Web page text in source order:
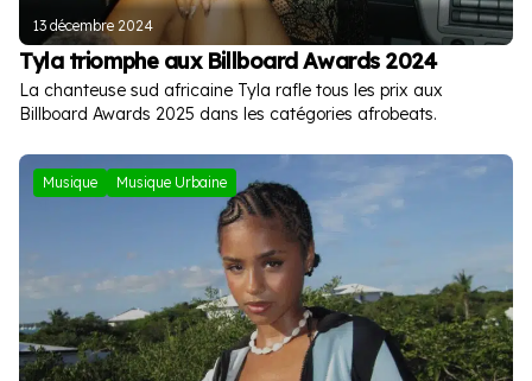
13 décembre 2024
Tyla triomphe aux Billboard Awards 2024
La chanteuse sud africaine Tyla rafle tous les prix aux
Billboard Awards 2025 dans les catégories afrobeats.
Musique Musique Urbaine